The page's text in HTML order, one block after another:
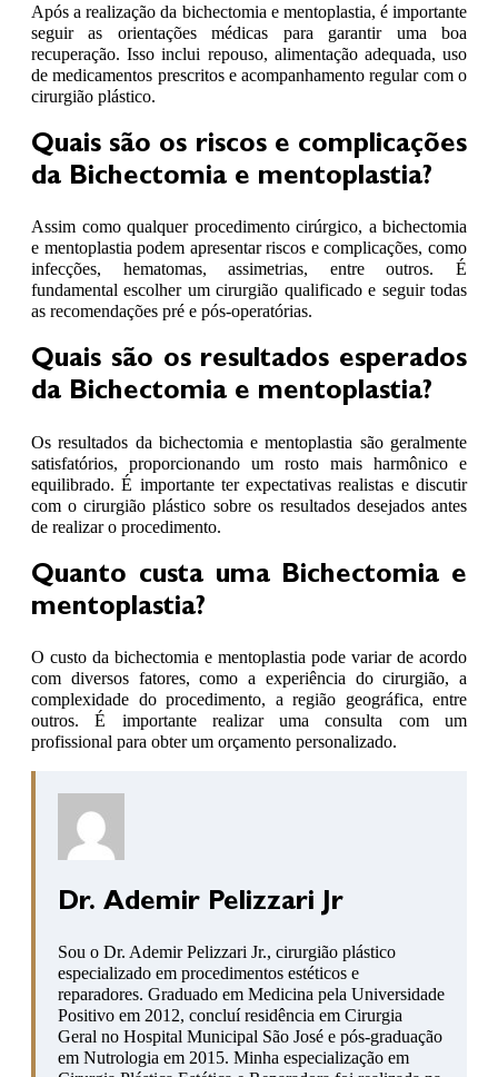
Após a realização da bichectomia e mentoplastia, é importante
seguir as orientações médicas para garantir uma boa
recuperação. Isso inclui repouso, alimentação adequada, uso
de medicamentos prescritos e acompanhamento regular com o
cirurgião plástico.
Quais são os riscos e complicações
da Bichectomia e mentoplastia?
Assim como qualquer procedimento cirúrgico, a bichectomia
e mentoplastia podem apresentar riscos e complicações, como
infecções, hematomas, assimetrias, entre outros. É
fundamental escolher um cirurgião qualificado e seguir todas
as recomendações pré e pós-operatórias.
Quais são os resultados esperados
da Bichectomia e mentoplastia?
Os resultados da bichectomia e mentoplastia são geralmente
satisfatórios, proporcionando um rosto mais harmônico e
equilibrado. É importante ter expectativas realistas e discutir
com o cirurgião plástico sobre os resultados desejados antes
de realizar o procedimento.
Quanto custa uma Bichectomia e
mentoplastia?
O custo da bichectomia e mentoplastia pode variar de acordo
com diversos fatores, como a experiência do cirurgião, a
complexidade do procedimento, a região geográfica, entre
outros. É importante realizar uma consulta com um
profissional para obter um orçamento personalizado.
Dr. Ademir Pelizzari Jr
Sou o Dr. Ademir Pelizzari Jr., cirurgião plástico
especializado em procedimentos estéticos e
reparadores. Graduado em Medicina pela Universidade
Positivo em 2012, concluí residência em Cirurgia
Geral no Hospital Municipal São José e pós-graduação
em Nutrologia em 2015. Minha especialização em